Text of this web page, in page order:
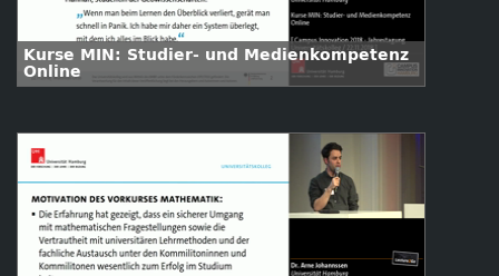
Kurse MIN: Studier- und Medienkompetenz
Online